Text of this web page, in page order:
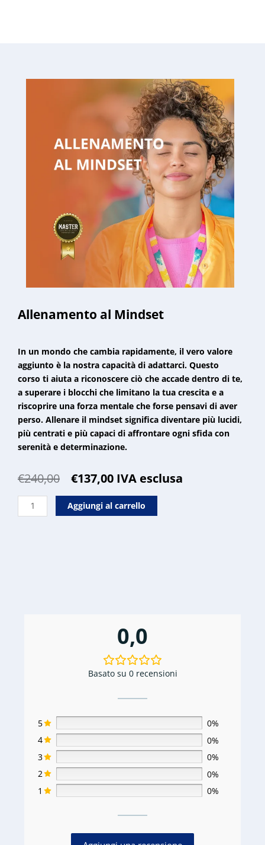
Allenamento al Mindset
In un mondo che cambia rapidamente, il vero valore
aggiunto è la nostra capacità di adattarci. Questo
corso ti aiuta a riconoscere ciò che accade dentro di te,
a superare i blocchi che limitano la tua crescita e a
riscoprire una forza mentale che forse pensavi di aver
perso. Allenare il mindset significa diventare più lucidi,
più centrati e più capaci di affrontare ogni sfida con
serenità e determinazione.
€240,00
Il
originale
era:
€137,00Il
attuale
è:
IVA esclusa
Allenamento
al
Aggiungi al carrello
0,0
Basato su 0 recensioni
5
0%
4
0%
3
0%
2
0%
1
0%